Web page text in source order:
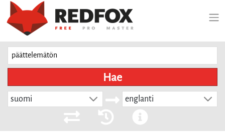
Hae
suomi englanti